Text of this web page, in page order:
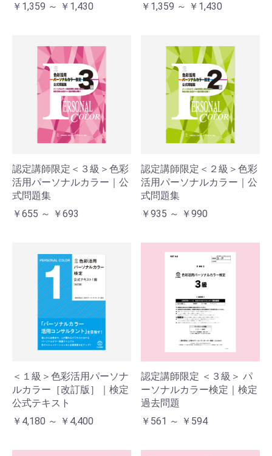
￥1,359 ～ ￥1,430
￥1,359 ～ ￥1,430
認定講師限定＜３級＞色彩
活用パーソナルカラー｜公
式問題集
￥655 ～ ￥693
認定講師限定＜２級＞色彩
活用パーソナルカラー｜公
式問題集
￥935 ～ ￥990
＜１級＞色彩活用パーソナ
ルカラー［改訂版］｜検定
公式テキスト
￥4,180 ～ ￥4,400
認定講師限定 ＜３級＞ パ
ーソナルカラー検定｜検定
過去問題
￥561 ～ ￥594